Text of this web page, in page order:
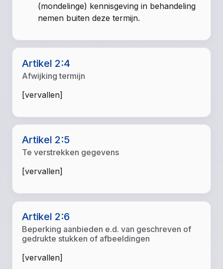
(mondelinge) kennisgeving in behandeling
nemen buiten deze termijn.
Artikel 2:4
Afwijking termijn
[vervallen]
Artikel 2:5
Te verstrekken gegevens
[vervallen]
Artikel 2:6
Beperking aanbieden e.d. van geschreven of
gedrukte stukken of afbeeldingen
[vervallen]